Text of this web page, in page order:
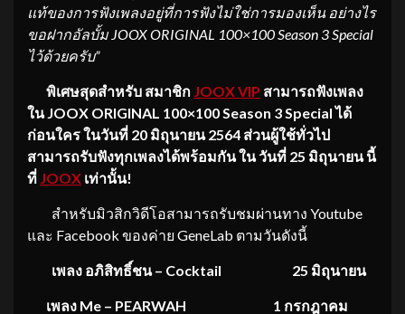
แท้ของการฟังเพลงอยู่ที่การฟังไม่ใช่การมองเห็น อย่างไร
ขอฝากอัลบั้ม JOOXORIGINAL 100×100 Season 3 Special
ไว้ด้วยครับ”
พิเศษสุดสำหรับ สมาชิก JOOX VIP สามารถฟังเพลง
ใน JOOX ORIGINAL 100×100 Season 3 Special ได้
ก่อนใคร ในวันที่ 20 มิถุนายน 2564 ส่วนผู้ใช้ทั่วไป
สามารถรับฟังทุกเพลงได้พร้อมกัน ใน วันที่ 25 มิถุนายน นี้
ที่ JOOX เท่านั้น!
สำหรับมิวสิกวิดีโอสามารถรับชมผ่านทาง Youtube
และ Facebook ของค่าย GeneLab ตามวันดังนี้
เพลง อภิสิทธิ์ชน – Cocktail 25 มิถุนายน
เพลง Me – PEARWAH 1 กรกฎาคม